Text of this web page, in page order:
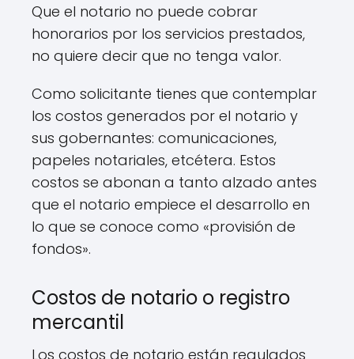
Que el notario no puede cobrar
honorarios por los servicios prestados,
no quiere decir que no tenga valor.
Como solicitante tienes que contemplar
los costos generados por el notario y
sus gobernantes: comunicaciones,
papeles notariales, etcétera. Estos
costos se abonan a tanto alzado antes
que el notario empiece el desarrollo en
lo que se conoce como «provisión de
fondos».
Costos de notario o registro
mercantil
Los costos de notario están regulados